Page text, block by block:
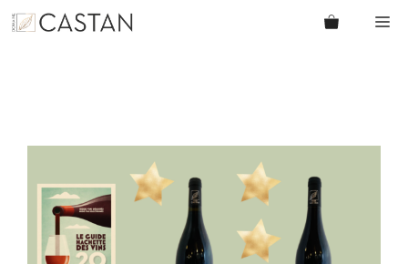
Aller
au